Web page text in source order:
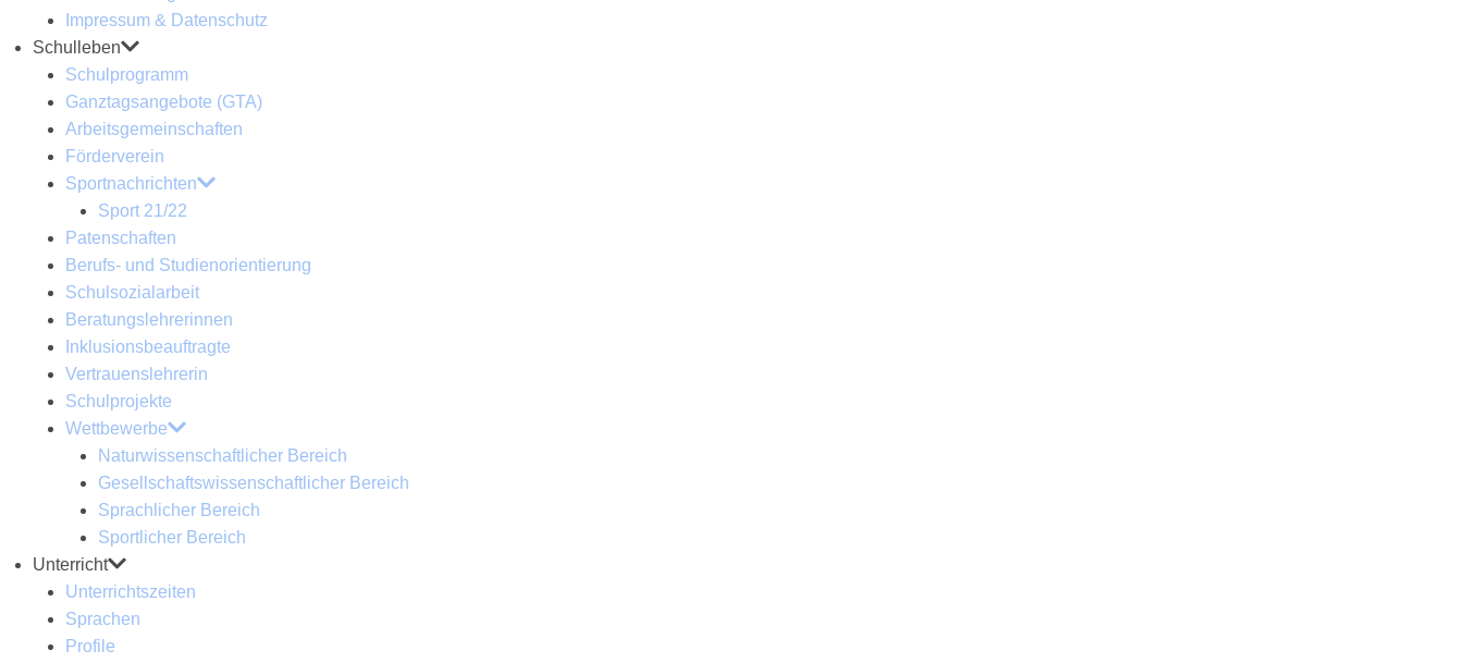
Impressum & Datenschutz
Schulleben
Schulprogramm
Ganztagsangebote (GTA)
Arbeitsgemeinschaften
Förderverein
Sportnachrichten
Sport 21/22
Patenschaften
Berufs- und Studienorientierung
Schulsozialarbeit
Beratungslehrerinnen
Inklusionsbeauftragte
Vertrauenslehrerin
Schulprojekte
Wettbewerbe
Naturwissenschaftlicher Bereich
Gesellschaftswissenschaftlicher Bereich
Sprachlicher Bereich
Sportlicher Bereich
Unterricht
Unterrichtszeiten
Sprachen
Profile